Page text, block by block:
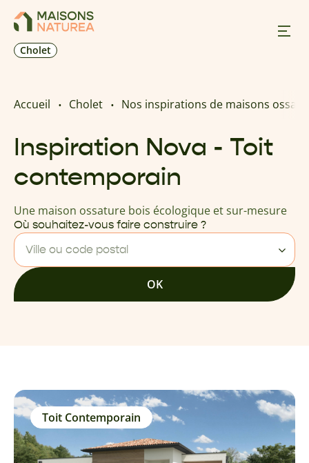
Cholet
Nos offres
Prendre RDV
Accueil Cholet Nos inspirations de maisons
Inspiration Nova - Toit
contemporain
Une maison ossature bois écologique et sur-mesure
Où souhaitez-vous faire construire ?
Ville ou code postal
OK
Toit Contemporain